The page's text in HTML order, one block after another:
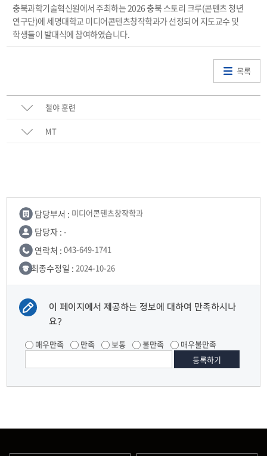
충북과학기술혁신원에서 주최하는 2026 충북 스토리 크루(콘텐츠 청년
연구단)에 세명대학교 미디어콘텐츠창작학과가 선정되어 지도교수 및
학생들이 발대식에 참여하였습니다.
목록
철야 훈련
MT
담당부서 : 미디어콘텐츠창작학과
담당자 : -
연락처 : 043-649-1741
최종수정일 : 2024-10-26
이 페이지에서 제공하는 정보에 대하여 만족하시나
요?
매우만족 만족 보통 불만족 매우불만족